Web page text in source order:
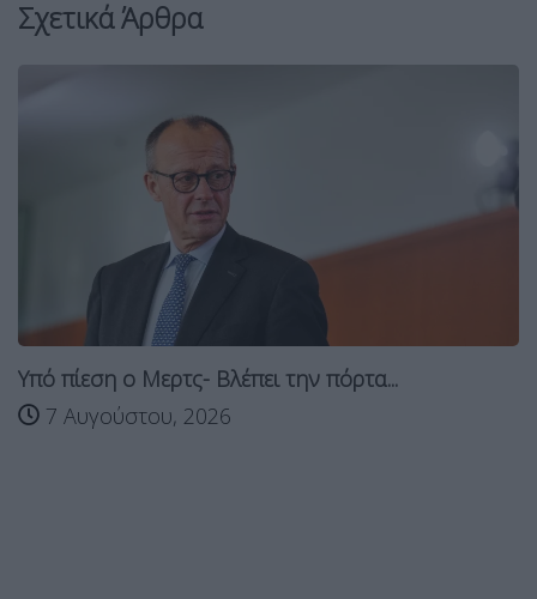
Σχετικά Άρθρα
Υπό πίεση ο Μερτς- Βλέπει την πόρτα...
7 Αυγούστου, 2026